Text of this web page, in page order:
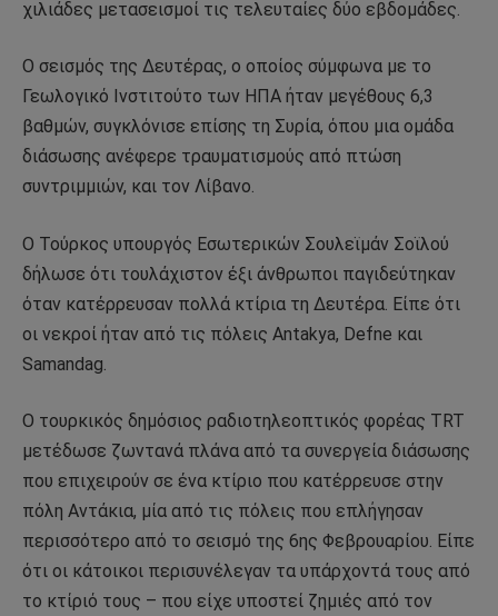
χιλιάδες μετασεισμοί τις τελευταίες δύο εβδομάδες.
Ο σεισμός της Δευτέρας, ο οποίος σύμφωνα με το
Γεωλογικό Ινστιτούτο των ΗΠΑ ήταν μεγέθους 6,3
βαθμών, συγκλόνισε επίσης τη Συρία, όπου μια ομάδα
διάσωσης ανέφερε τραυματισμούς από πτώση
συντριμμιών, και τον Λίβανο.
Ο Τούρκος υπουργός Εσωτερικών Σουλεϊμάν Σοϊλού
δήλωσε ότι τουλάχιστον έξι άνθρωποι παγιδεύτηκαν
όταν κατέρρευσαν πολλά κτίρια τη Δευτέρα. Είπε ότι
οι νεκροί ήταν από τις πόλεις Antakya, Defne και
Samandag.
Ο τουρκικός δημόσιος ραδιοτηλεοπτικός φορέας TRT
μετέδωσε ζωντανά πλάνα από τα συνεργεία διάσωσης
που επιχειρούν σε ένα κτίριο που κατέρρευσε στην
πόλη Αντάκια, μία από τις πόλεις που επλήγησαν
περισσότερο από το σεισμό της 6ης Φεβρουαρίου. Είπε
ότι οι κάτοικοι περισυνέλεγαν τα υπάρχοντά τους από
το κτίριό τους – που είχε υποστεί ζημιές από τον